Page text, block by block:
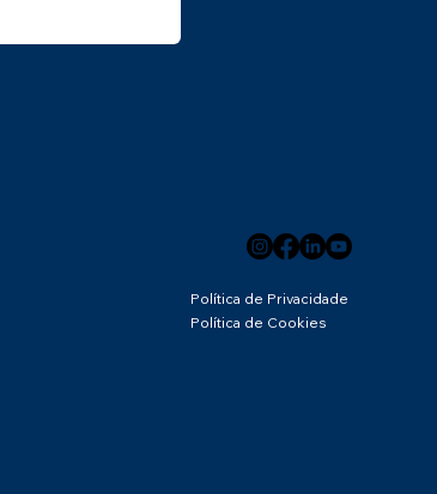
Política de Privacidade
Política de Cookies